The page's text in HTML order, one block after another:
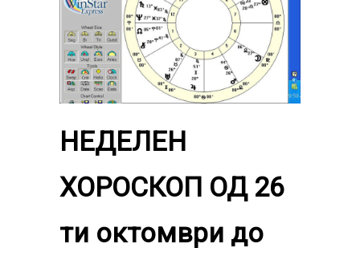
НЕДЕЛЕН
ХОРОСКОП ОД 26
ти октомври до